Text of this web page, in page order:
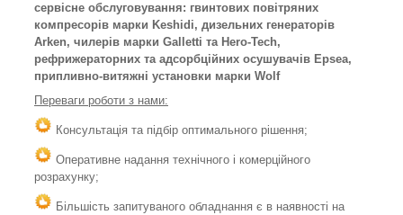
сервісне обслуговування: гвинтових повітряних
компресорів марки Keshidi, дизельних генераторів
Arken, чилерів марки Galletti та Hero-Tech,
рефрижераторних та адсорбційних осушувачів Epsea,
припливно-витяжні установки марки Wolf
Переваги роботи з нами:
Консультація та підбір оптимального рішення;
Оперативне надання технічного і комерційного
розрахунку;
Більшість запитуваного обладнання є в наявності на